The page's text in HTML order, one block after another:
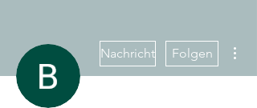
Nachricht Folgen